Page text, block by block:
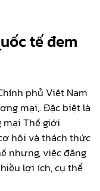
tế đem
phủ Việt Nam
mại,. Đặc biệt là
Thế giới
hội và thách thức
nhưng, việc đăng
lợi ích, cụ thể